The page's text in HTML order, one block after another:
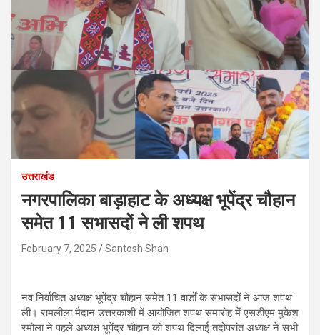
उत्तराखंड
नगरपालिका बाड़ाहाट के अध्यक्ष भूपेंद्र चौहान
समेत 11 सभासदों ने ली शपथ
February 7, 2025 Santosh Shah
नव निर्वाचित अध्यक्ष भूपेंद्र चौहान समेत 11 वार्डों के सभासदों ने आज शपथ
ली। रामलीला मैदान उत्तरकाशी में आयोजित शपथ समारोह में एसडीएम मुकेश
रमोला ने पहले अध्यक्ष भूपेंद्र चौहान को शपथ दिलाई तदोपरांत अध्यक्ष ने सभी